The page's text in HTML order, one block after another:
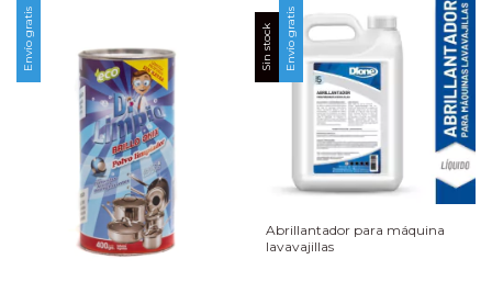
Envío gratis Sin stock Envío gratis
Abrillantador para máquina
lavavajillas